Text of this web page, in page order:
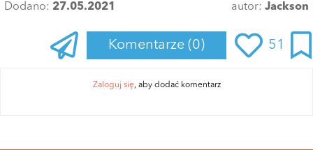
Dodano: 27.05.2021 autor: Jackson
Komentarze (0) 51
Zaloguj się, aby dodać komentarz